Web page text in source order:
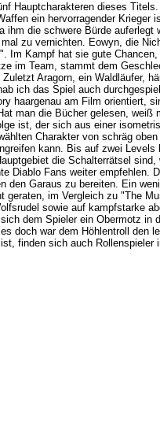
Hauptcharakteren dieses
ein hervorragender Krieger
die schwere Bürde auferlegt
zu vernichten. Eowyn, die
Im Kampf hat sie gute
im Team, stammt dem
Aragorn, ein Waldläufer,
ich das Spiel auch
haargenau am Film orientiert,
man die Bücher gelesen, weiß
ist, der sich aus einer
Charakter von schräg
kann. Bis auf zwei
die Schalterrätsel
Diablo Fans weiter empfehlen.
den Garaus zu bereiten. Ein
im Vergleich zu "The
sowie auf kampfstarke
dem Spieler ein Obermotz in
doch war dem Höhlentroll den
finden sich auch Rollenspieler